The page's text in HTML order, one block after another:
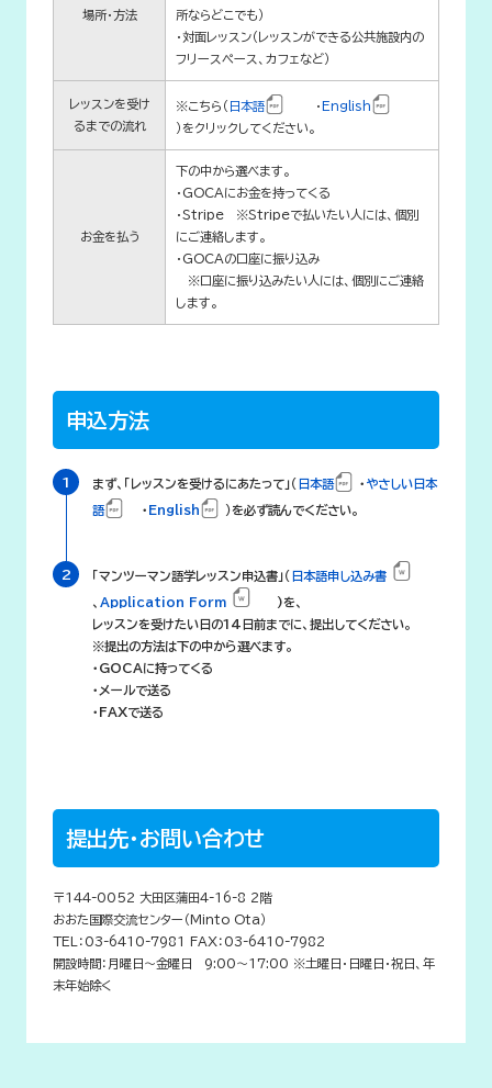
場所・方法
所ならどこでも）
・対面レッスン（レッスンができる公共施設内の
フリースペース、カフェなど）
レッスンを受け
るまでの流れ
※こちら（ 日本語 ・ English
）をクリックしてください。
お金を払う
下の中から選べます。
・GOCAにお金を持ってくる
・Stripe ※Stripeで払いたい人には、個別
にご連絡します。
・GOCAの口座に振り込み
※口座に振り込みたい人には、個別にご連絡
します。
申込方法
まず、「レッスンを受けるにあたって」（ 日本語 ・ やさしい日本
語 ・ English ）を必ず読んでください。
「マンツーマン語学レッスン申込書」（ 日本語申し込み書
、 Application Form
)を、
レッスンを受けたい日の14日前までに、提出してください。
※提出の方法は下の中から選べます。
・GOCAに持ってくる
・メールで送る
・FAXで送る
提出先・お問い合わせ
〒144-0052 大田区蒲田4-16-8 2階
おおた国際交流センター（Minto Ota）
TEL：03-6410-7981 FAX：03-6410-7982
開設時間：月曜日～金曜日 9:00～17:00 ※土曜日・日曜日・祝日、年
末年始除く